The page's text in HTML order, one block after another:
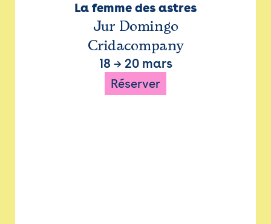
La femme des astres
Jur Domingo
Cridacompany
18 → 20 mars
Réserver